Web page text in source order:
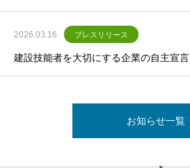
2026.03.16 プレスリリース
建設技能者を大切にする企業の自主宣言
お知らせ一覧